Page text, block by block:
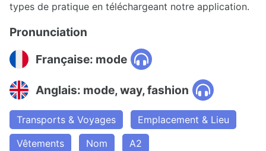
types de pratique en téléchargeant notre application.
Pronunciation
Française: mode
Anglais: mode, way, fashion
Transports & Voyages
Emplacement & Lieu
Vêtements
Nom A2